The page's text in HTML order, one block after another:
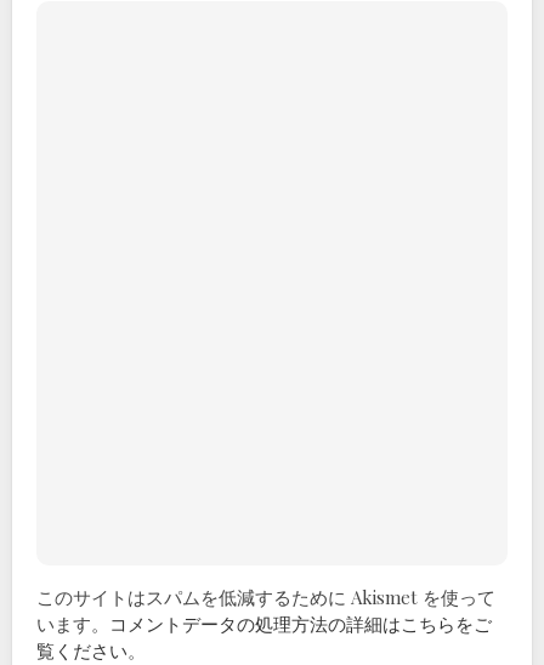
このサイトはスパムを低減するために Akismet を使って
います。 コメントデータの処理方法の詳細はこちらをご
覧ください。